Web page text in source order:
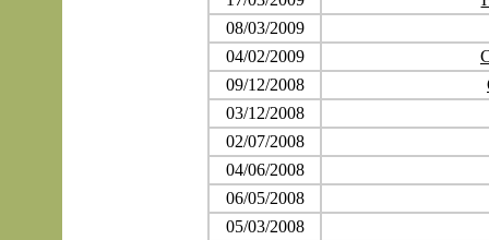
08/03/2009
04/02/2009
09/12/2008
03/12/2008
02/07/2008
04/06/2008
06/05/2008
05/03/2008